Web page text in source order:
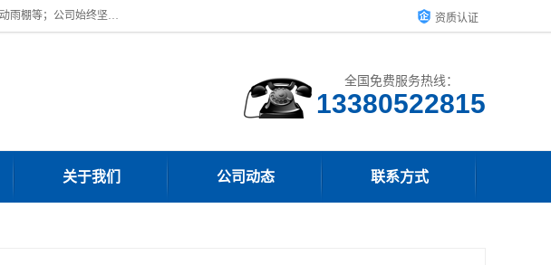
广东鼎新钢结构工程有限公司是一家制作大型电动雨棚厂家;主营：电动推拉雨棚、厂房过道雨棚、电动伸缩雨棚、停车棚、移动雨棚等；公司始终坚持结构创新,品质优越,美观形象,且售后服务好。公司充分吸纳当今休闲用品的前端技术和风格,为您带来质价相宜,时尚典雅的各种户外用品, 资质认证
全国免费服务热线：
13380522815
关于我们 公司动态 联系方式